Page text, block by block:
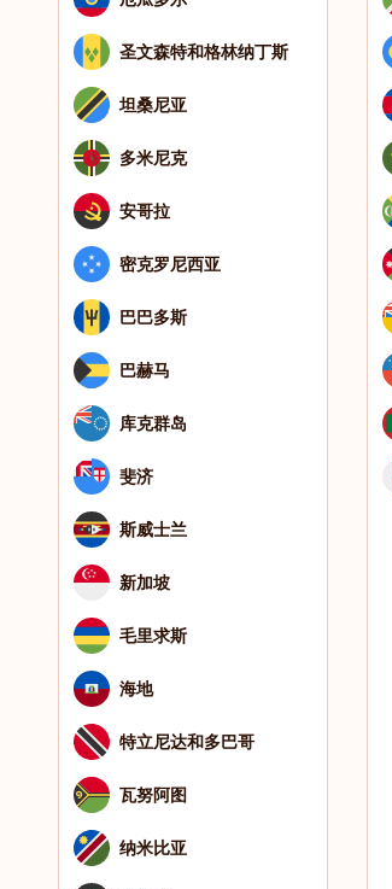
圣文森特和格林纳丁斯
坦桑尼亚
多米尼克
安哥拉
密克罗尼西亚
巴巴多斯
巴赫马
库克群岛
斐济
斯威士兰
新加坡
毛里求斯
海地
特立尼达和多巴哥
瓦努阿图
纳米比亚